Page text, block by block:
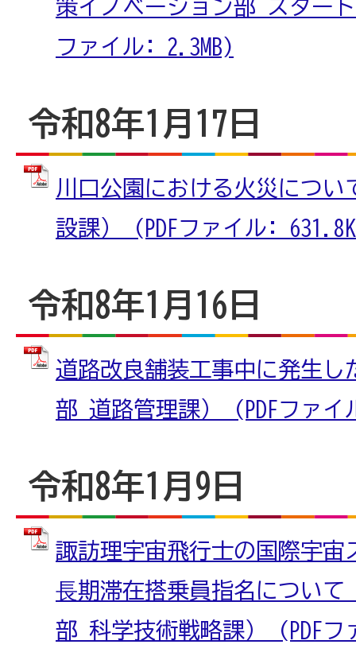
策イノベーション部 スター
ファイル: 2.3MB)
令和8年1月17日
川口公園における火災につ
設課） (PDFファイル:
令和8年1月16日
道路改良舗装工事中に発生し
部 道路管理課） (PDFファイ
令和8年1月9日
諏訪理宇宙飛行士の国際宇宙
⾧期滞在搭乗員指名について
部 科学技術戦略課） (PDFフ